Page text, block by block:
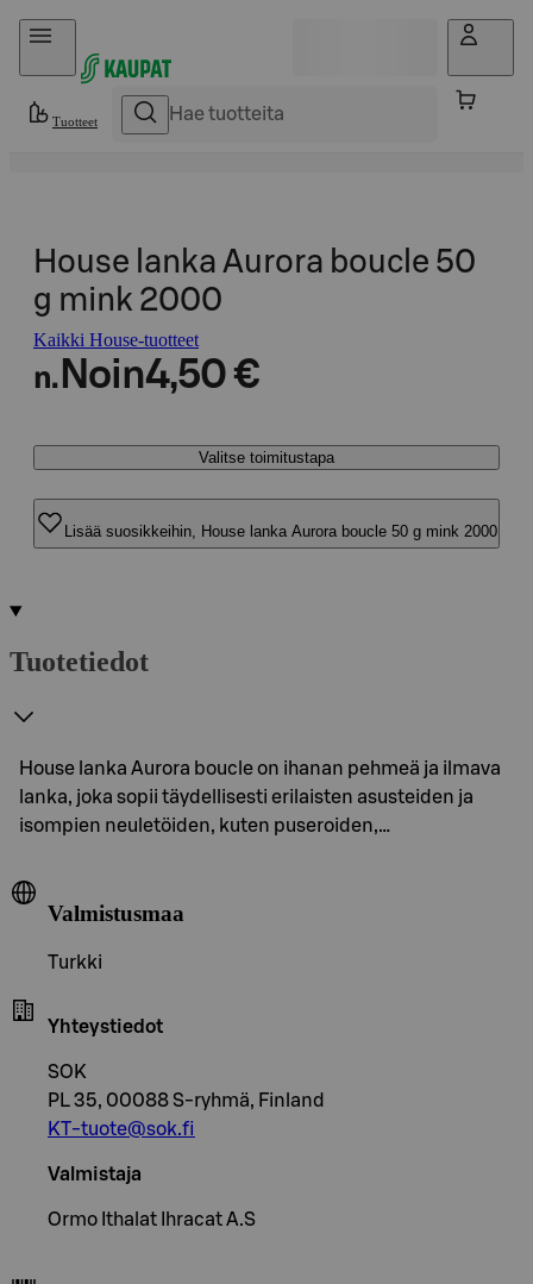
Hyppää sisältöön
Tuotteet
House lanka Aurora boucle 50
g mink 2000
Kaikki House-tuotteet
n. Noin4,50 €
Valitse toimitustapa
Lisää suosikkeihin, House lanka Aurora boucle 50 g mink 2000
Tuotetiedot
House lanka Aurora boucle on ihanan pehmeä ja ilmava
lanka, joka sopii täydellisesti erilaisten asusteiden ja
isompien neuletöiden, kuten puseroiden,…
Valmistusmaa
Turkki
Yhteystiedot
SOK
PL 35, 00088 S-ryhmä, Finland
KT-tuote@sok.fi
Valmistaja
Ormo Ithalat Ihracat A.S